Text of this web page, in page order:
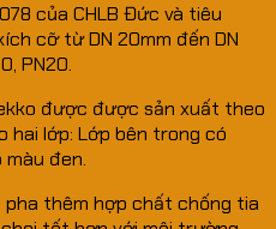
của CHLB Đức và tiêu
cỡ từ DN 20mm đến DN
PN20.
được được sản xuất theo
lớp: Lớp bên trong có
màu đen.
thêm hợp chất chống tia